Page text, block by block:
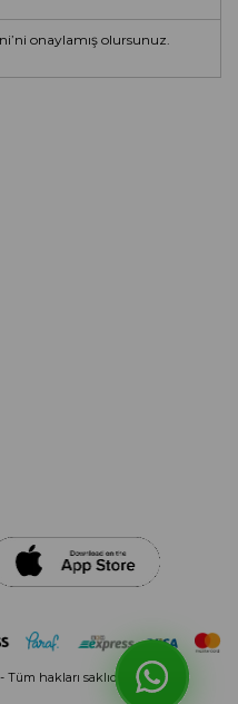
onaylamış olursunuz.
hakları saklıdır.